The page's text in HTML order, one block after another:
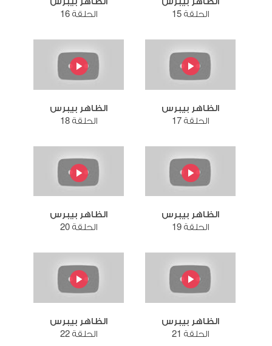
الحلقة 15
الحلقة 16
الظاهر بيبرس
الحلقة 17
الظاهر بيبرس
الحلقة 18
الظاهر بيبرس
الحلقة 19
الظاهر بيبرس
الحلقة 20
الظاهر بيبرس
الحلقة 21
الظاهر بيبرس
الحلقة 22